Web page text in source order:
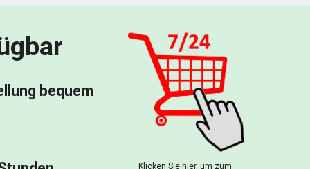
bequem
Klicken Sie hier, um zum